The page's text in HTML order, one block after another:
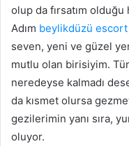
olup da fırsatım olduğu
Adım beylikdüzü escort
seven, yeni ve güzel
mutlu olan birisiyim.
neredeyse kalmadı
da kısmet olursa
gezilerimin yanı sıra,
oluyor.